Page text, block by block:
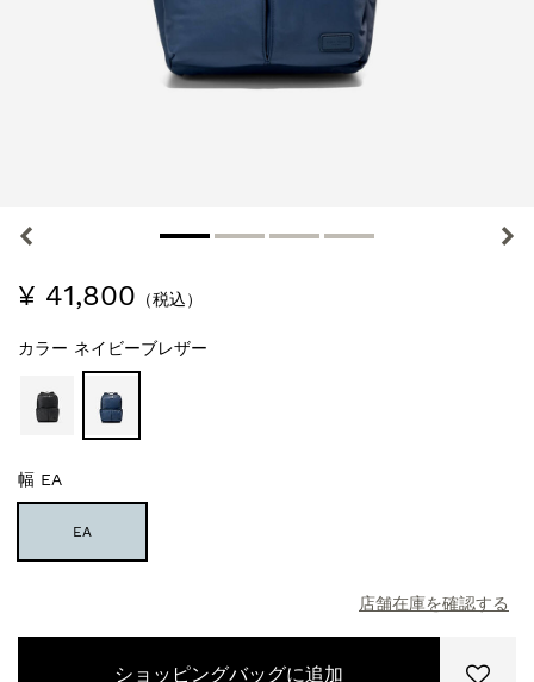
¥ 41,800 （税込）
カラー ネイビーブレザー
幅 EA
EA
店舗在庫を確認する
ショッピングバッグに追加